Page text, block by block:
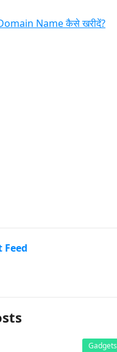
Name कैसे खरीदें?
Feed
Gadgets